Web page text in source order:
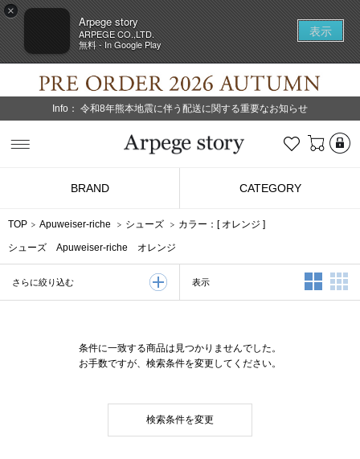
×
Arpege story
ARPEGE CO.,LTD.
無料 - In Google Play
表示
Info： 令和8年熊本地震に伴う配送に関する重要なお知らせ
お気に入り
BRAND CATEGORY
TOP Apuweiser-riche シューズ カラー：[ オレンジ ]
シューズ Apuweiser-riche オレンジ
さらに絞り込む 表示 2列表示
条件に一致する商品は見つかりませんでした。
お手数ですが、検索条件を変更してください。
検索条件を変更